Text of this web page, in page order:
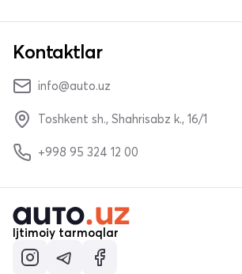
Kontaktlar
info@auto.uz
Toshkent sh., Shahrisabz k., 16/1
+998 95 324 12 00
Ijtimoiy tarmoqlar